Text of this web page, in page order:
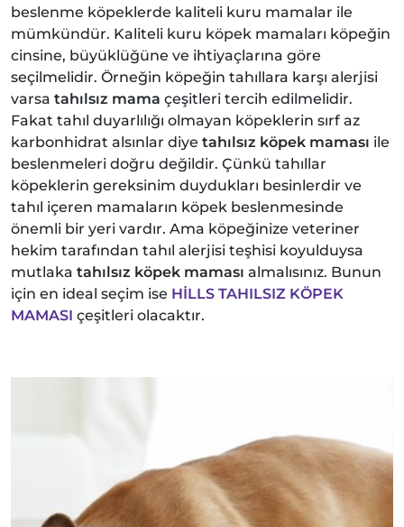
beslenme köpeklerde kaliteli kuru mamalar ile
mümkündür. Kaliteli kuru köpek mamaları köpeğin
cinsine, büyüklüğüne ve ihtiyaçlarına göre
seçilmelidir. Örneğin köpeğin tahıllara karşı alerjisi
varsa tahılsız mama çeşitleri tercih edilmelidir.
Fakat tahıl duyarlılığı olmayan köpeklerin sırf az
karbonhidrat alsınlar diye tahılsız köpek maması ile
beslenmeleri doğru değildir. Çünkü tahıllar
köpeklerin gereksinim duydukları besinlerdir ve
tahıl içeren mamaların köpek beslenmesinde
önemli bir yeri vardır. Ama köpeğinize veteriner
hekim tarafından tahıl alerjisi teşhisi koyulduysa
mutlaka tahılsız köpek maması almalısınız. Bunun
için en ideal seçim ise HİLLS TAHILSIZ KÖPEK
MAMASI çeşitleri olacaktır.